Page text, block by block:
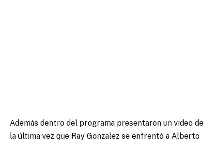
Además dentro del programa presentaron un video de
la última vez que Ray Gonzalez se enfrentó a Alberto